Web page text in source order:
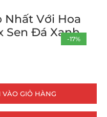
-17%
Nhất Với Hoa
Sen Đá Xanh
VÀO GIỎ HÀNG